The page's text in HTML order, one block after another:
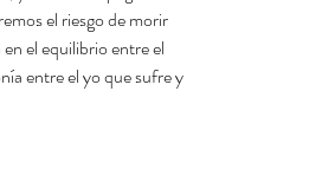
el riesgo de morir
el equilibrio entre el
entre el yo que sufre y